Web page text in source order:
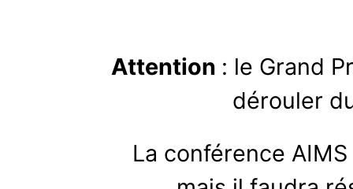
Attention : le Grand
dérouler
La conférence